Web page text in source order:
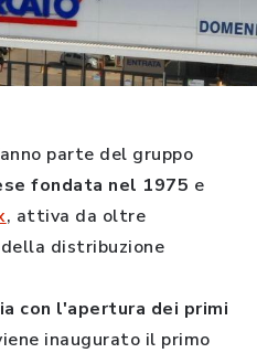
parte del gruppo
fondata nel 1975 e
, attiva da oltre
distribuzione
con l'apertura dei primi
inaugurato il primo